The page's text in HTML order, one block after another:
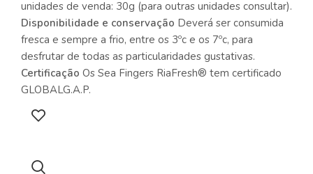
unidades de venda: 30g (para outras unidades consultar).
Disponibilidade e conservação Deverá ser consumida
fresca e sempre a frio, entre os 3ºc e os 7ºc, para
desfrutar de todas as particularidades gustativas.
Certificação Os Sea Fingers RiaFresh® tem certificado
GLOBALG.A.P.